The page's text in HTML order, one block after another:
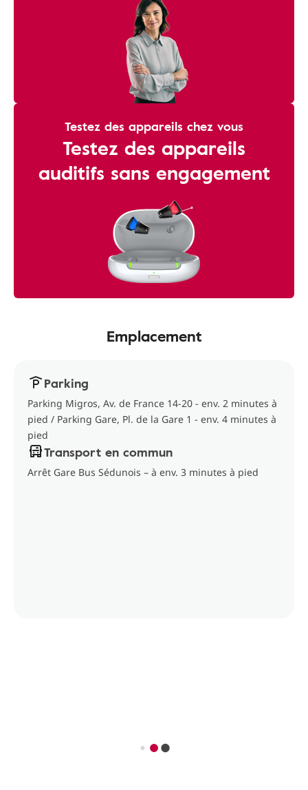
Testez des appareils chez vous
Testez des appareils
auditifs sans engagement
Emplacement
Parking
Parking Migros, Av. de France 14-20 - env. 2 minutes à
pied / Parking Gare, Pl. de la Gare 1 - env. 4 minutes à
pied
Transport en commun
Arrêt Gare Bus Sédunois – à env. 3 minutes à pied